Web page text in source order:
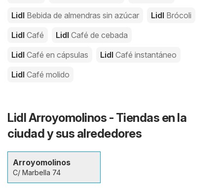
Lidl Bebida de almendras sin azúcar Lidl Brócoli
Lidl Café Lidl Café de cebada
Lidl Café en cápsulas Lidl Café instantáneo
Lidl Café molido
Lidl Arroyomolinos - Tiendas en la
ciudad y sus alrededores
Arroyomolinos
C/ Marbella 74